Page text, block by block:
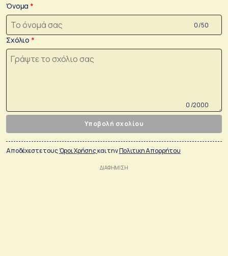
Όνομα
0 /50
Σχόλιο
0 /2000
Υποβολή σχολίου
Αποδέχεστε τουςΌροι Χρήσηςκαι τηνΠολιτικη Απορρήτου